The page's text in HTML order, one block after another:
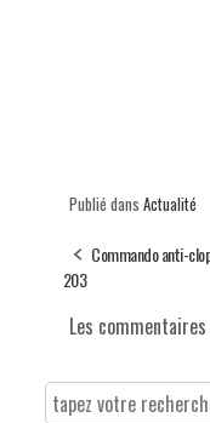
Publié dans Actualité
Commando anti-
203
Les